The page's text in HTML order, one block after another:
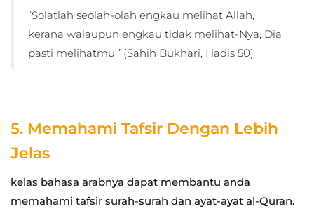
“Solatlah seolah-olah engkau melihat Allah,
kerana walaupun engkau tidak melihat-Nya, Dia
pasti melihatmu.” (Sahih Bukhari, Hadis 50)
5. Memahami Tafsir Dengan Lebih
Jelas
kelas bahasa arabnya dapat membantu anda
memahami tafsir surah-surah dan ayat-ayat al-Quran.